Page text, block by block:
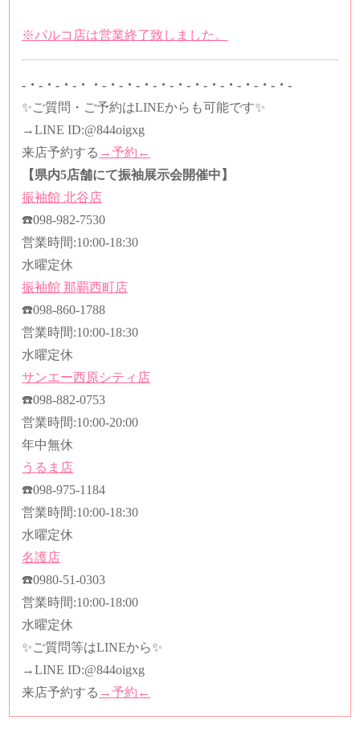
※パルコ店は営業終了致しました。
-・-・-・-・・-・-・-・-・-・-・-・-・-・-・-・-
✨ご質問・ご予約はLINEからも可能です✨
→LINE ID:@844oigxg
来店予約する →予約←
【県内5店舗にて振袖展示会開催中】
振袖館 北谷店
☎️098-982-7530
営業時間:10:00-18:30
水曜定休
振袖館 那覇西町店
☎️098-860-1788
営業時間:10:00-18:30
水曜定休
サンエー西原シティ店
☎️098-882-0753
営業時間:10:00-20:00
年中無休
うるま店
☎️098-975-1184
営業時間:10:00-18:30
水曜定休
名護店
☎️0980-51-0303
営業時間:10:00-18:00
水曜定休
✨ご質問等はLINEから✨
→LINE ID:@844oigxg
来店予約する →予約←